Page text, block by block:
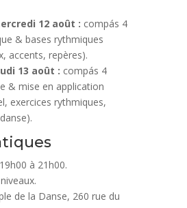
12 août : compás 4
& bases rythmiques
accents, repères).
13 août : compás 4
& mise en application
exercices rythmiques,
à 21h00.
de la Danse, 260 rue du